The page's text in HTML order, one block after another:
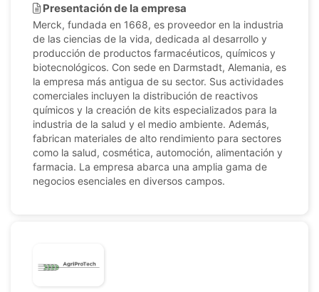
Presentación de la empresa
Merck, fundada en 1668, es proveedor en la industria
de las ciencias de la vida, dedicada al desarrollo y
producción de productos farmacéuticos, químicos y
biotecnológicos. Con sede en Darmstadt, Alemania, es
la empresa más antigua de su sector. Sus actividades
comerciales incluyen la distribución de reactivos
químicos y la creación de kits especializados para la
industria de la salud y el medio ambiente. Además,
fabrican materiales de alto rendimiento para sectores
como la salud, cosmética, automoción, alimentación y
farmacia. La empresa abarca una amplia gama de
negocios esenciales en diversos campos.